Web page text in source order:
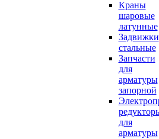
Краны
шаровые
латунные
Задвижки
стальные
Запчасти
для
арматуры
запорной
для
арматуры